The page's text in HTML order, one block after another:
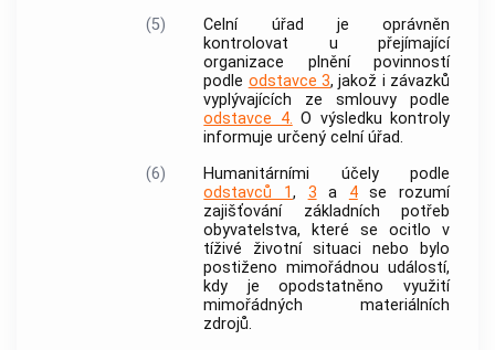
(5)
Celní úřad je oprávněn
kontrolovat u přejímající
organizace plnění povinností
podle odstavce 3, jakož i závazků
vyplývajících ze smlouvy podle
odstavce 4. O výsledku kontroly
informuje určený celní úřad.
(6)
Humanitárními účely podle
odstavců 1, 3 a 4se rozumí
zajišťování základních potřeb
obyvatelstva, které se ocitlo v
tíživé životní situaci nebo bylo
postiženo mimořádnou událostí,
kdy je opodstatněno využití
mimořádných materiálních
zdrojů.